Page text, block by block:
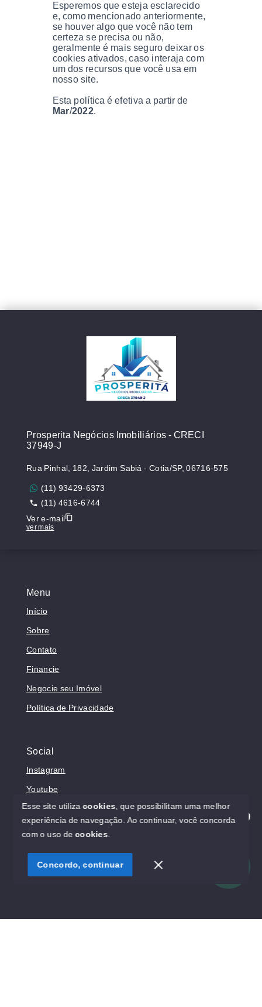
Esperemos que esteja esclarecido
e, como mencionado anteriormente,
se houver algo que você não tem
certeza se precisa ou não,
geralmente é mais seguro deixar os
cookies ativados, caso interaja com
um dos recursos que você usa em
nosso site.
Esta política é efetiva a partir de
Mar/2022.
Menu
Início
Sobre
Contato
Financie
Negocie seu Imóvel
Política de Privacidade
Social
Instagram
Youtube
© Copyright 2026 - Prosperita Negócios Imobiliários -
SITE PARA IMOBILIARIA
Prosperita Negócios Imobiliários - CRECI
37949-J
Rua Pinhal, 182, Jardim Sabiá - Cotia/SP, 06716-575
(11) 93429-6373
(11) 4616-6744
Ver e-mail
ver mais
Olá! Estamos disponíveis para te ajudar.
Esse site utilizacookies , que possibilitam uma melhor
experiência de navegação. Ao continuar, você concorda
com o uso decookies
Concordo, continuar